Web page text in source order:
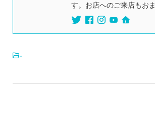
す。お店へのご来店もお
-